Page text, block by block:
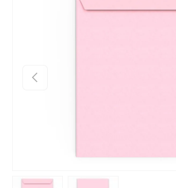
Passer aux informations produits
Précédent